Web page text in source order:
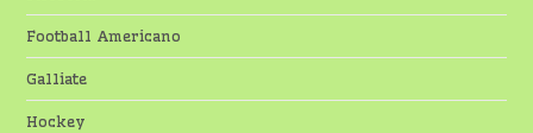
Football Americano
Galliate
Hockey